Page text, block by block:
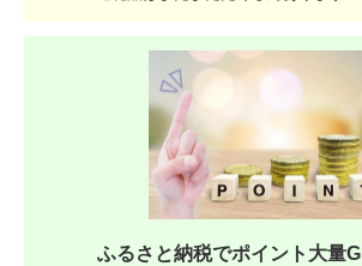
ふるさと納税でポイント大量